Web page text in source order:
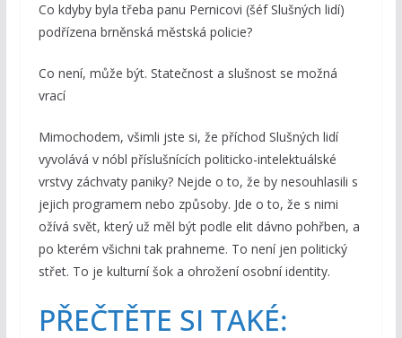
Co kdyby byla třeba panu Pernicovi (šéf Slušných lidí)
podřízena brněnská městská policie?
Co není, může být. Statečnost a slušnost se možná
vrací
Mimochodem, všimli jste si, že příchod Slušných lidí
vyvolává v nóbl příslušnících politicko-intelektuálské
vrstvy záchvaty paniky? Nejde o to, že by nesouhlasili s
jejich programem nebo způsoby. Jde o to, že s nimi
ožívá svět, který už měl být podle elit dávno pohřben, a
po kterém všichni tak prahneme. To není jen politický
střet. To je kulturní šok a ohrožení osobní identity.
PŘEČTĚTE SI TAKÉ: